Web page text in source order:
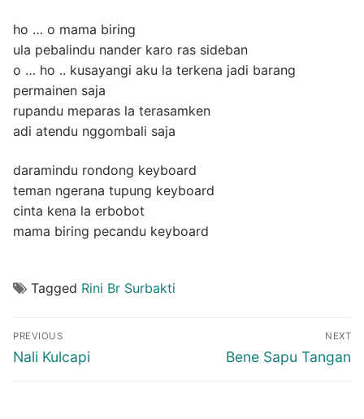
ho … o mama biring
ula pebalindu nander karo ras sideban
o … ho .. kusayangi aku la terkena jadi barang
permainen saja
rupandu meparas la terasamken
adi atendu nggombali saja
daramindu rondong keyboard
teman ngerana tupung keyboard
cinta kena la erbobot
mama biring pecandu keyboard
Tagged Rini Br Surbakti
Post
navigation
PREVIOUS
Previous
Nali Kulcapi
NEXT
Next
Bene Sapu Tangan